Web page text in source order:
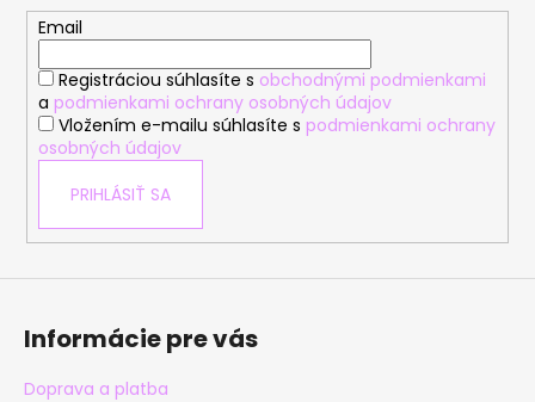
Email
Registráciou súhlasíte s obchodnými podmienkami
a podmienkami ochrany osobných údajov
Vložením e-mailu súhlasíte s podmienkami ochrany
osobných údajov
PRIHLÁSIŤ SA
Informácie pre vás
Doprava a platba